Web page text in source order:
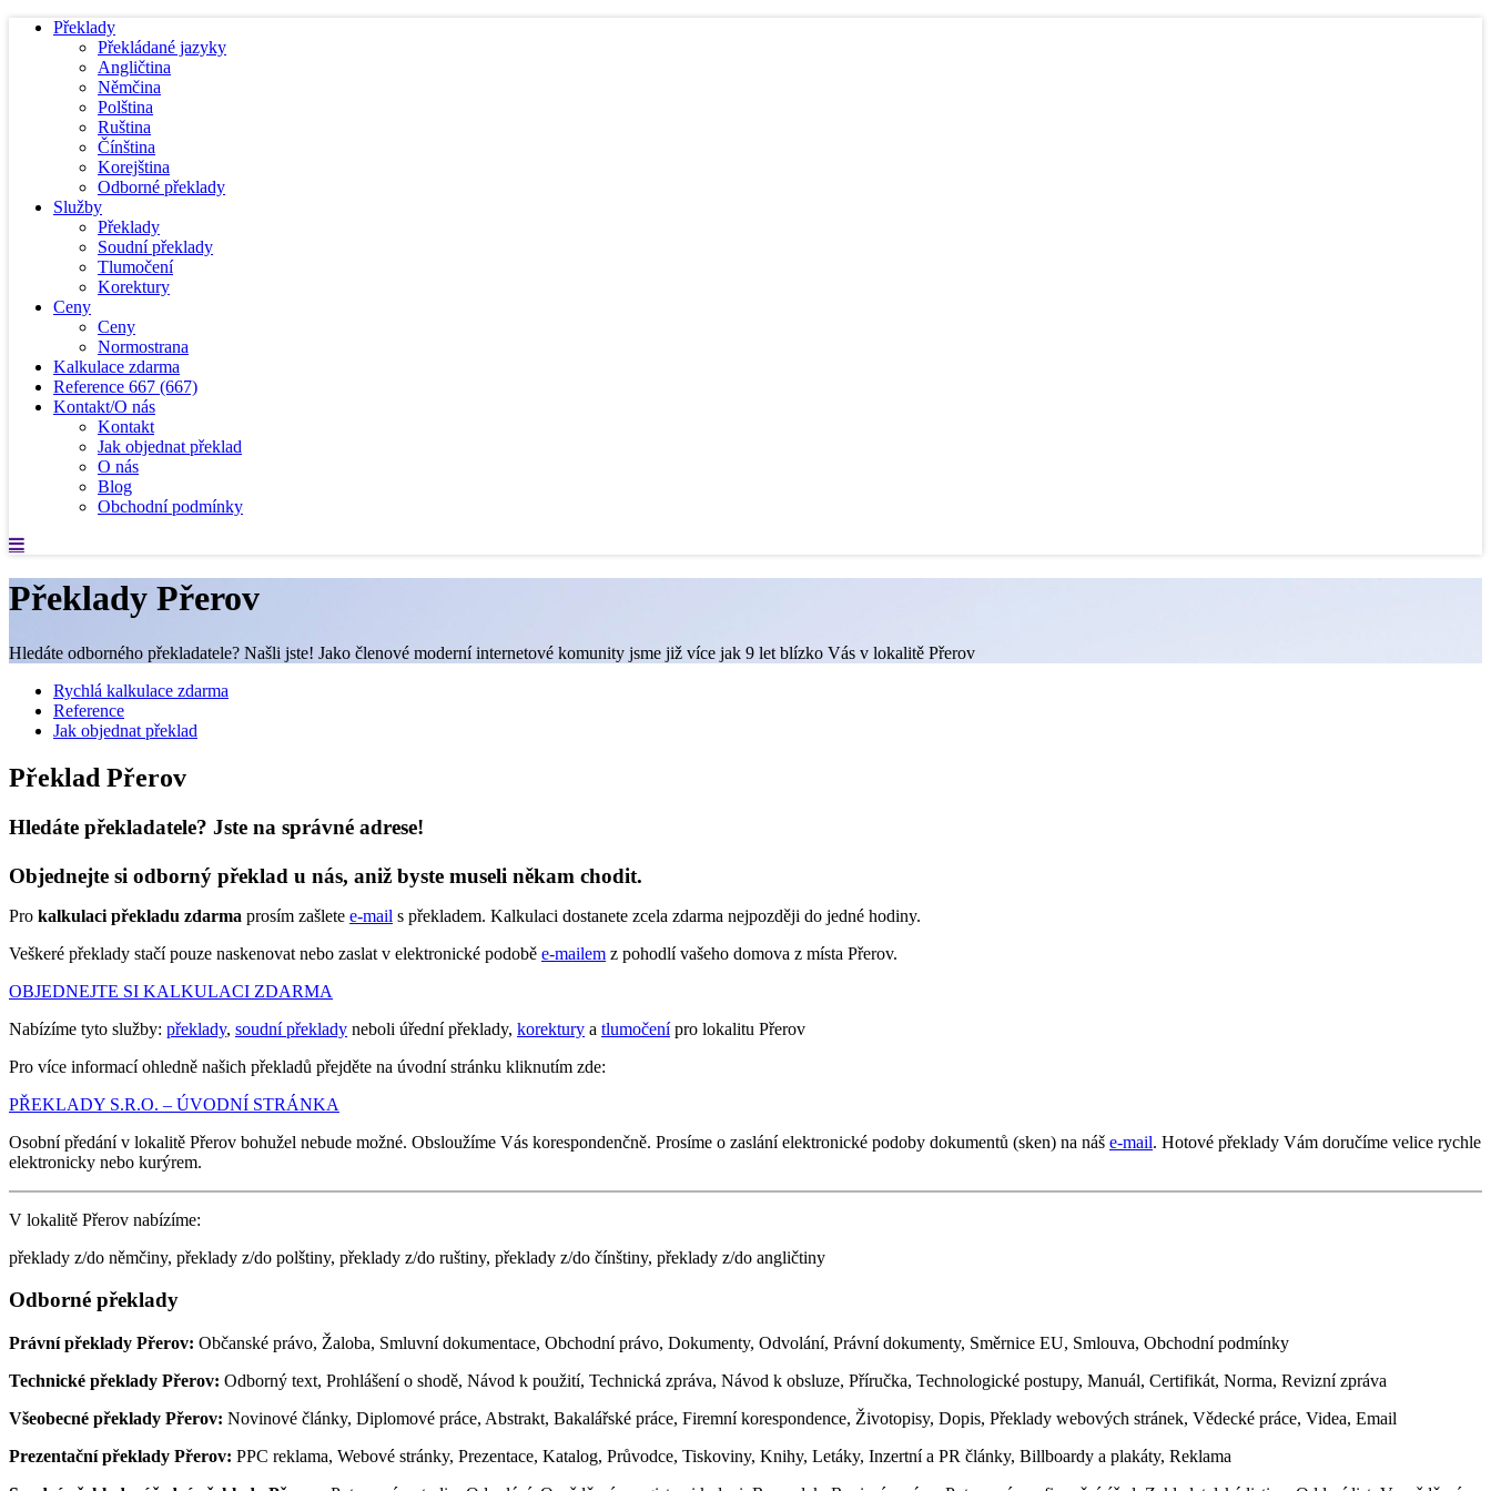
Překlady
Překládané jazyky
Angličtina
Němčina
Polština
Ruština
Čínština
Korejština
Odborné překlady
Služby
Překlady
Soudní překlady
Tlumočení
Korektury
Ceny
Ceny
Normostrana
Kalkulace zdarma
Reference 667 (667)
Kontakt/O nás
Kontakt
Jak objednat překlad
O nás
Blog
Obchodní podmínky
Překlady Přerov
Hledáte odborného překladatele? Našli jste! Jako členové moderní internetové komunity jsme již více jak 9 let blízko Vás v lokalitě Přerov
Rychlá kalkulace zdarma
Reference
Jak objednat překlad
Překlad Přerov
Hledáte překladatele? Jste na správné adrese!
Objednejte si odborný překlad u nás, aniž byste museli někam chodit.
Pro kalkulaci překladu zdarma prosím zašlete e-mail s překladem. Kalkulaci dostanete zcela zdarma nejpozději do jedné hodiny.
Veškeré překlady stačí pouze naskenovat nebo zaslat v elektronické podobě e-mailem z pohodlí vašeho domova z místa Přerov.
OBJEDNEJTE SI KALKULACI ZDARMA
Nabízíme tyto služby: překlady, soudní překlady neboli úřední překlady, korektury a tlumočenípro lokalitu Přerov
Pro více informací ohledně našich překladů přejděte na úvodní stránku kliknutím zde:
PŘEKLADY S.R.O. – ÚVODNÍ STRÁNKA
Osobní předání v lokalitě Přerov bohužel nebude možné. Obsloužíme Vás korespondenčně. Prosíme o zaslání elektronické podoby dokumentů (sken) na náš e-mail. Hotové překlady Vám doručíme velice rychle
elektronicky nebo kurýrem.
V lokalitě Přerov nabízíme:
překlady z/do němčiny, překlady z/do polštiny, překlady z/do ruštiny, překlady z/do čínštiny, překlady z/do angličtiny
Odborné překlady
Právní překlady Přerov: Občanské právo, Žaloba, Smluvní dokumentace, Obchodní právo, Dokumenty, Odvolání, Právní dokumenty, Směrnice EU, Smlouva, Obchodní podmínky
Technické překlady Přerov: Odborný text, Prohlášení o shodě, Návod k použití, Technická zpráva, Návod k obsluze, Příručka, Technologické postupy, Manuál, Certifikát, Norma, Revizní zpráva
Všeobecné překlady Přerov: Novinové články, Diplomové práce, Abstrakt, Bakalářské práce, Firemní korespondence, Životopisy, Dopis, Překlady webových stránek, Vědecké práce, Videa, Email
Prezentační překlady Přerov: PPC reklama, Webové stránky, Prezentace, Katalog, Průvodce, Tiskoviny, Knihy, Letáky, Inzertní a PR články, Billboardy a plakáty, Reklama